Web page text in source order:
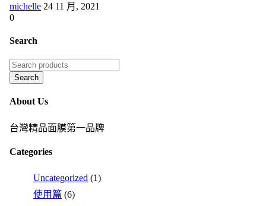
michelle 24 11 月, 2021
0
Search
About Us
台灣精品面膜第一品牌
Categories
Uncategorized (1)
使用篇 (6)